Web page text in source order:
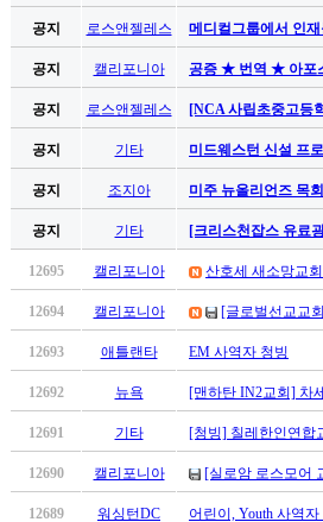
꼴
밍
넷
minky
합
체
안
브
공지 로스앤젤레스 메디컬그룹에서 인
공지 캘리포니아 공증 ★ 번역 ★ 아포
공지 로스앤젤레스 [NCA 사립초중고등
공지 기타 미드웨스턴 신설 프
공지 조지아 미주 뉴올리언즈 목
공지 기타 [크리스천잡스 유료
12695 캘리포니아 산호세 새소망교
12694 캘리포니아 [글로벌선교교
12693 애틀랜타 EM 사역자 청빙
12692 뉴욕 [맨하탄 IN2교회] 차
12691 기타 [청빙] 칠레한인연합
12690 캘리포니아 [실로암 로스모어
12689 워싱턴DC 어린이, Youth 사역